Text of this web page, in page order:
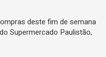
deste fim de semana
Supermercado Paulistão,